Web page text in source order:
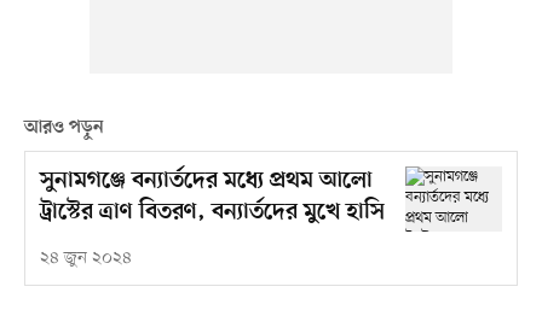
আরও পড়ুন
সুনামগঞ্জে বন্যার্তদের মধ্যে প্রথম আলো
ট্রাস্টের ত্রাণ বিতরণ, বন্যার্তদের মুখে হাসি
২৪ জুন ২০২৪